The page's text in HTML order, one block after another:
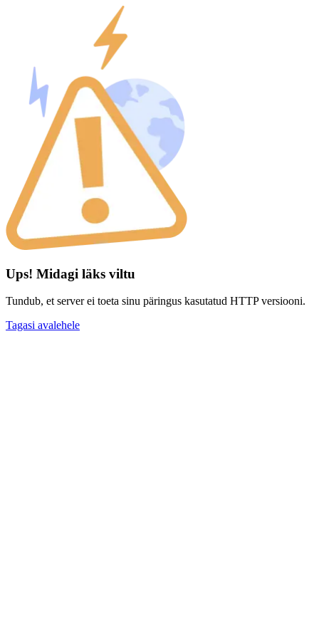
Ups! Midagi läks viltu
Tundub, et server ei toeta sinu päringus kasutatud HTTP versiooni.
Tagasi avalehele